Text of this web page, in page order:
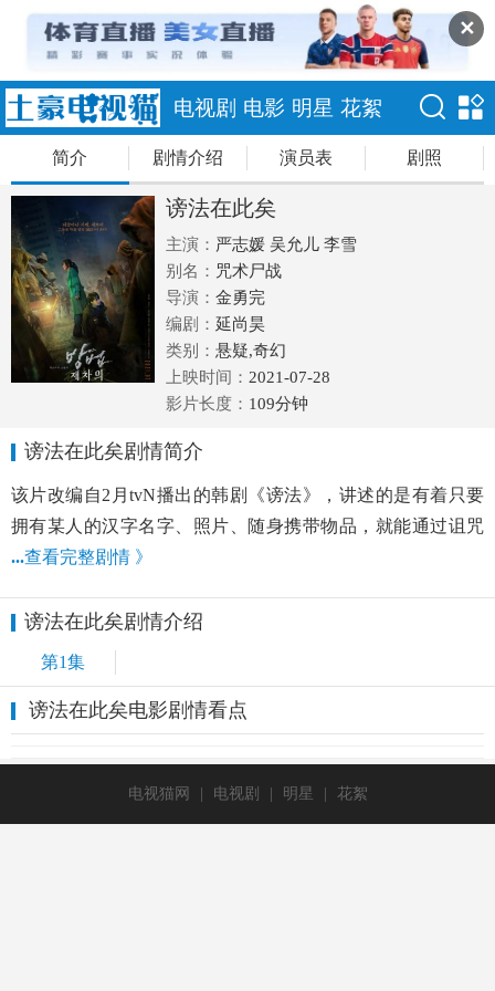
✕
电视剧 电影 明星 花絮
简介 剧情介绍 演员表 剧照
谤法在此矣
主演： 严志媛 吴允儿 李雪
别名： 咒术尸战
导演： 金勇完
编剧： 延尚昊
类别： 悬疑,奇幻
上映时间： 2021-07-28
影片长度： 109分钟
谤法在此矣剧情简介
该片改编自2月tvN播出的韩剧《谤法》，讲述的是有着只要
拥有某人的汉字名字、照片、随身携带物品，就能通过诅咒
...查看完整剧情 》
谤法在此矣剧情介绍
第1集
谤法在此矣电影剧情看点
电视猫网 | 电视剧 | 明星 | 花絮